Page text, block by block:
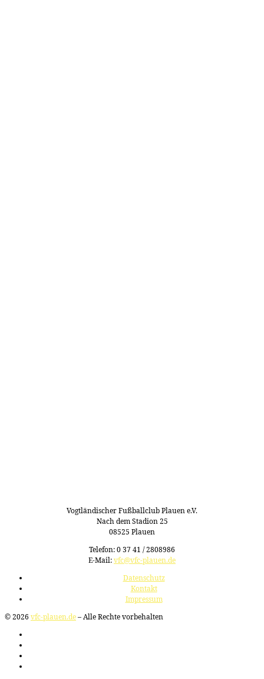
Vogtländischer Fußballclub Plauen e.V.
Nach dem Stadion 25
08525 Plauen
Telefon: 0 37 41 / 2808986
E-Mail:vfc@vfc-plauen.de
Datenschutz
Kontakt
Impressum
© 2026 vfc-plauen.de– Alle Rechte vorbehalten